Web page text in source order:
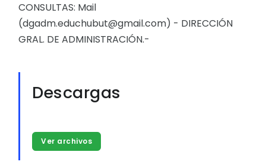
CONSULTAS: Mail
(dgadm.educhubut@gmail.com) - DIRECCIÓN
GRAL. DE ADMINISTRACIÓN.-
Descargas
Ver archivos